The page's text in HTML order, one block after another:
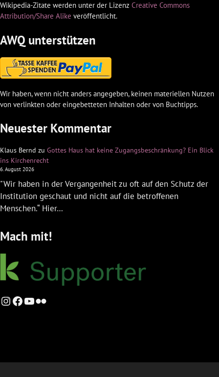
Wikipedia-Zitate werden unter der Lizenz Creative Commons
Attribution/Share Alike veröffentlicht.
AWQ unterstützen
Wir haben, wenn nicht anders angegeben, keinen materiellen Nutzen
von verlinkten oder eingebetteten Inhalten oder von Buchtipps.
Neuester Kommentar
Klaus Bernd zu Gottes Haus hat keine Zugangsbeschränkung? Ein Blick
ins Kirchenrecht
6. August 2026
"Wir haben in der Vergangenheit zu oft auf den Schutz der
Institution geschaut und nicht auf die betroffenen
Menschen.“ Hier…
Mach mit!
Instagram
Facebook
YouTube
Flickr